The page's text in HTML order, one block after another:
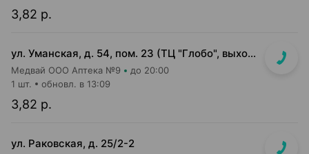
3,82 р.
ул. Уманская, д. 54, пом. 23 (ТЦ "Глобо", выход в сторону паркинга)
Медвай ООО Аптека №9 до 20:00
3,82 р.
1 шт. обновл. в 13:09
ул. Раковская, д. 25/2-2